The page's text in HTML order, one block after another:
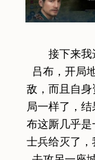
接下来我选
吕布，开局
敌，而且自
局一样了，
布这厮几乎是
士兵给灭了